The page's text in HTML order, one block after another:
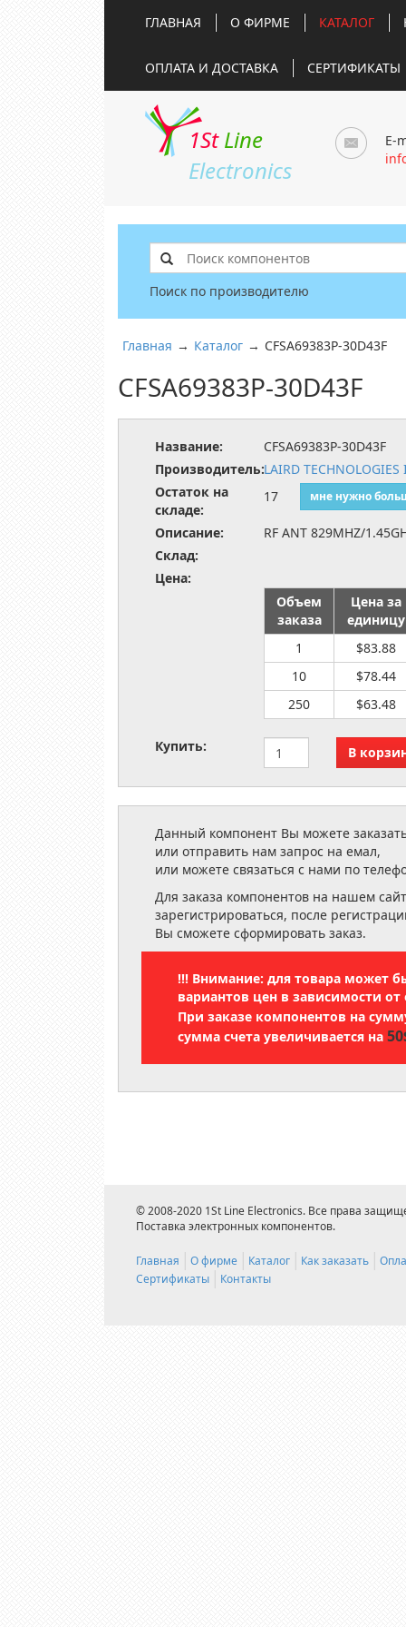
ГЛАВНАЯ О ФИРМЕ КАТАЛОГ
ОПЛАТА И ДОСТАВКА СЕРТИФИКАТЫ
1St Line
Electronics
E-
Поиск по производителю
Главная → Каталог → CFSA69383P-30D43F
CFSA69383P-30D43F
Название:
CFSA69383P-30D43F
Производитель:LAIRD TECHNOLOGIES
Остаток на
складе:
17 мне нужно
Описание:
RF ANT 829MHZ/
Склад:
Цена:
Объем
заказа
Цена за
единицу
1
$83.88
10
$78.44
250
$63.48
Купить:
Данный компонент Вы можете
или отправить нам запрос на емал,
или можете связаться с нами по
Для заказа компонентов на нашем
зарегистрироваться, после
Вы сможете сформировать заказ.
!!! Внимание: для товара может
вариантов цен в зависимости от
При заказе компонентов на
сумма счета увеличивается на
© 2008-2020 1St Line Electronics. Все права
Поставка электронных компонентов.
Главная О фирме Каталог Как заказать
Сертификаты
Контакты